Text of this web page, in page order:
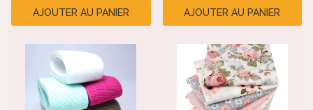
AJOUTER AU PANIER AJOUTER AU PANIER